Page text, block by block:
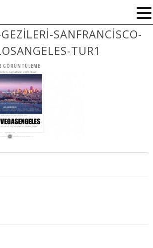
SANFRANCISCO-
TUR1
GÖRÜNTÜLEME